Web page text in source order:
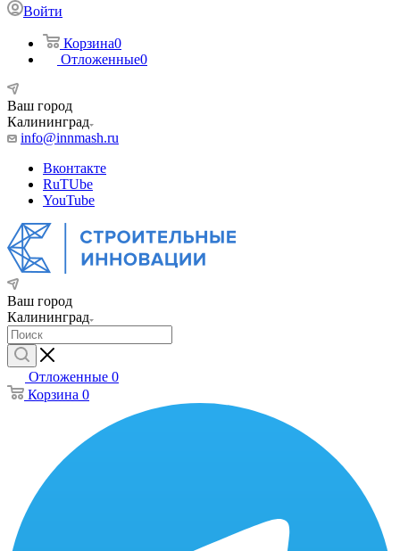
Войти
Корзина0
Отложенные0
Ваш город
Калининград
info@innmash.ru
Вконтакте
RuTUbe
YouTube
Ваш город
Калининград
Отложенные 0
Корзина 0